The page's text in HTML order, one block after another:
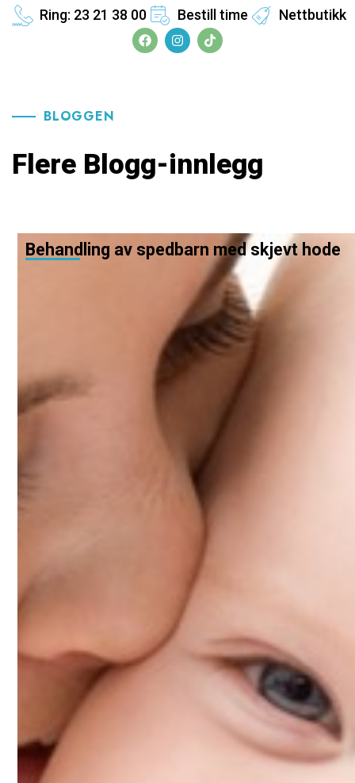
Ring: 23 21 38 00 Bestill time Nettbutikk
BLOGGEN
Flere Blogg-innlegg
Behandling av spedbarn med skjevt hode